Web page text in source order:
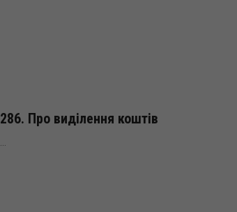
286. Про виділення коштів